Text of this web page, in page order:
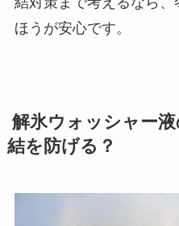
ほうが安心です。
解氷ウォッシャー
結を防げる？